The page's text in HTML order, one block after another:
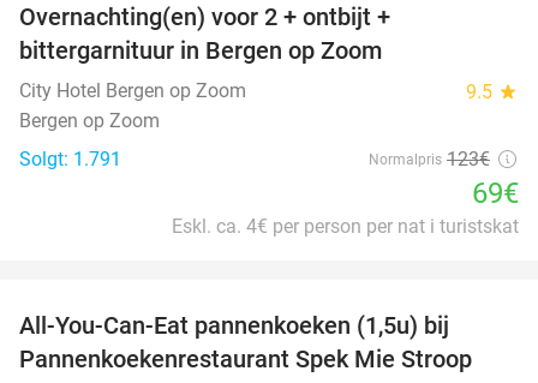
Overnachting(en) voor 2 + ontbijt +
bittergarnituur in Bergen op Zoom
City Hotel Bergen op Zoom 9.5 star
Bergen op Zoom
Solgt: 1.791
Normalpris 123€
69€
Eskl. ca. 4€ per person per nat i turistskat
All-You-Can-Eat pannenkoeken (1,5u) bij
Pannenkoekenrestaurant Spek Mie Stroop